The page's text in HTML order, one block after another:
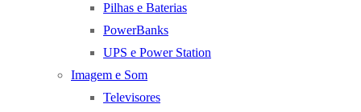
Pilhas e Baterias
PowerBanks
UPS e Power Station
Imagem e Som
Televisores